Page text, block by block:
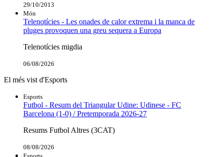
29/10/2013
Món
Telenotícies - Les onades de calor extrema i la manca de
pluges provoquen una greu sequera a Europa
Telenotícies migdia
06/08/2026
El més vist d'Esports
Esports
Futbol - Resum del Triangular Udine: Udinese - FC
Barcelona (1-0) / Pretemporada 2026-27
Resums Futbol Altres (3CAT)
08/08/2026